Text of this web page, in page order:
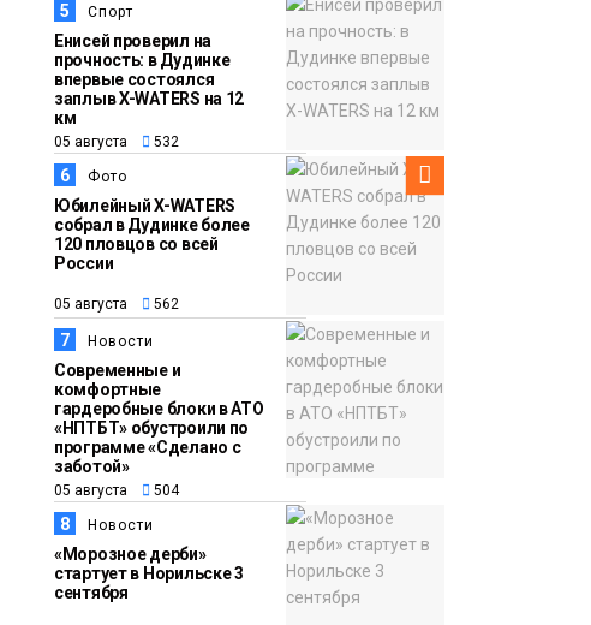
5 Спорт
Енисей проверил на
прочность: в Дудинке
впервые состоялся
заплыв X-WATERS на 12
км
05 августа 532
6 Фото
Юбилейный X-WATERS
собрал в Дудинке более
120 пловцов со всей
России
05 августа 562
7 Новости
Современные и
комфортные
гардеробные блоки в АТО
«НПТБТ» обустроили по
программе «Сделано с
заботой»
05 августа 504
8 Новости
«Морозное дерби»
стартует в Норильске 3
сентября